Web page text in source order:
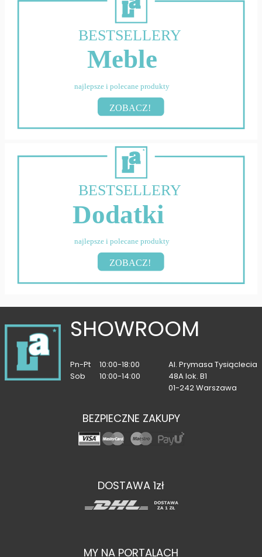
BESTSELLERY
Meble
najlepsze i polecane produkty
ZOBACZ!
BESTSELLERY
Dodatki
najlepsze i polecane produkty
ZOBACZ!
SHOWROOM
Pn-Pt
10:00-18:00
Sob
10:00-14:00
Al. Prymasa Tysiąclecia
48A lok. B1
01-242 Warszawa
BEZPIECZNE ZAKUPY
DOSTAWA 1zł
MY NA PORTALACH